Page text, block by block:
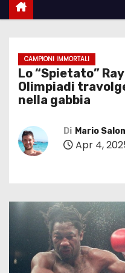
CAMPIONI IMMORTALI
Lo “Spietato”
Olimpiadi
nella gabbia
Di Mario
Apr 4,